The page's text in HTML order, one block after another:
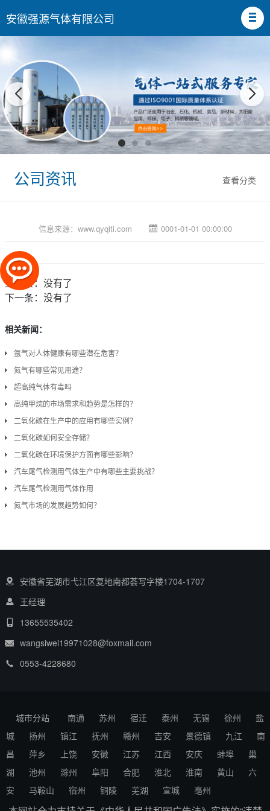
安徽强源气体有限公司
查看分类
公司资讯
信息来源： www.qyqiti.com 0001-01-01 00:00:00
上一条： 没有了
下一条： 没有了
相关新闻：
氩气对人体健康有哪些潜在危害？
氮气有哪些常见用途？
超高纯气体有毒吗
高纯甲烷的市场需求和趋势是怎样的？
二氧化碳在生产中的应用有哪些实例？
二氧化碳如何安全存储？
二氧化碳在环境保护方面有哪些影响？
汽车尾气检测用气体生产中有哪些主要挑战？
汽车尾气检测用气体作用
氮气市场的发展趋势如何？
安徽省芜湖市弋江区复地南都荟写字楼1704-1707
王经理
13655535402
wangsiwei19971028@foxmail.com
0553-4228680
城市分站 南通 苏州 宿迁 泰州 无锡 徐州
盐
城
扬州 镇江 抚州 赣州 吉安 景德镇 九江
南
昌
萍乡 上饶 安徽 江苏 江西 安庆 蚌埠
巢
湖
池州 滁州 阜阳 合肥 淮北 淮南 黄山
六
安
马鞍山 宿州 铜陵 芜湖 宣城 亳州